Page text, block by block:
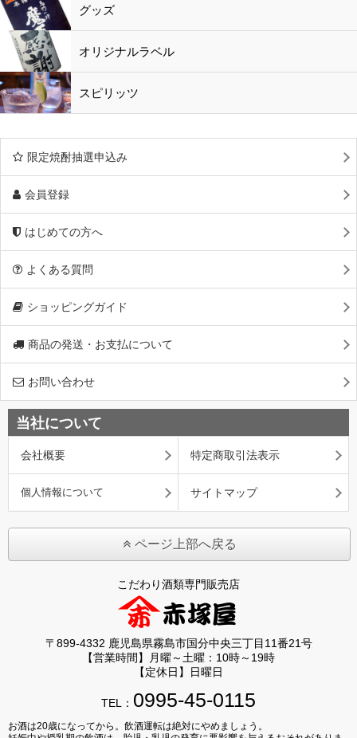
黒酢・酢
水
鹿児島特産品
おつまみ グッズ
オリジナルラベル
スピリッツ
限定焼酎抽選申込み
会員登録
はじめての方へ
よくある質問
ショッピングガイド
商品の発送・お支払について
お問い合わせ
当社について
会社概要 特定商取引法表示
個人情報について サイトマップ
ページ上部へ戻る
こだわり酒類専門販売店
〒899-4332 鹿児島県霧島市国分中央三丁目11番21号
【営業時間】月曜～土曜：10時～19時
【定休日】日曜日
TEL： 0995-45-0115
お酒は20歳になってから。飲酒運転は絶対にやめましょう。